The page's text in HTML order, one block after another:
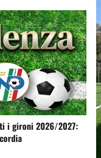
i gironi 2026/2027: